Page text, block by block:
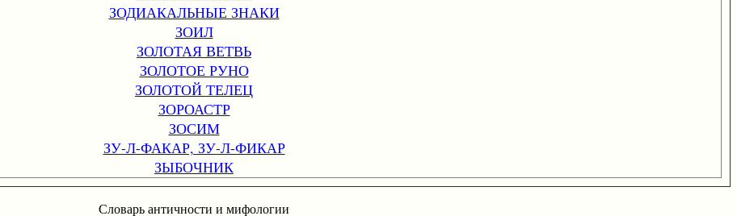
ЗОДИАКАЛЬНЫЕ ЗНАКИ
ЗОИЛ
ЗОЛОТАЯ ВЕТВЬ
ЗОЛОТОЕ РУНО
ЗОЛОТОЙ ТЕЛЕЦ
ЗОРОАСТР
ЗОСИМ
ЗУ-Л-ФАКАР, ЗУ-Л-ФИКАР
ЗЫБОЧНИК
Словарь античности и мифологии